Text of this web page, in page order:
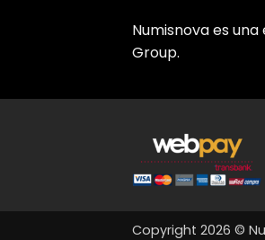
Numisnova es
Group.
Copyright 2026 ©